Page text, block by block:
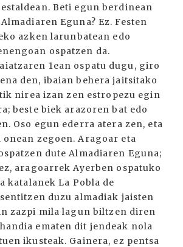
Beti egun berdinean
Eguna? Ez. Festen
azken larunbatean edo
ospatzen da.
1ean ospatu dugu, giro
den, ibaian behera jaitsitako
nirea izan zen estropezu egin
beste biek arazoren bat edo
Oso egun ederra atera zen, eta
zegoen. Aragoar eta
dute Almadiaren Eguna;
aragoarrek Ayerben ospatuko
katalanek La Pobla de
duzu almadiak jaisten
zazpi mila lagun biltzen diren
ematen dit jendeak nola
ikusteak. Gainera, ez pentsa